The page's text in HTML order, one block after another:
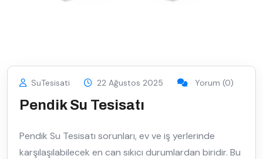
SuTesisati 22 Ağustos 2025 Yorum (0)
Pendik Su Tesisatı
Pendik Su Tesisatı sorunları, ev ve iş yerlerinde
karşılaşılabilecek en can sıkıcı durumlardan biridir. Bu